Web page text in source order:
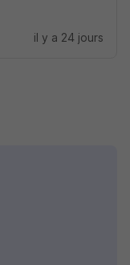
il y a 24 jours